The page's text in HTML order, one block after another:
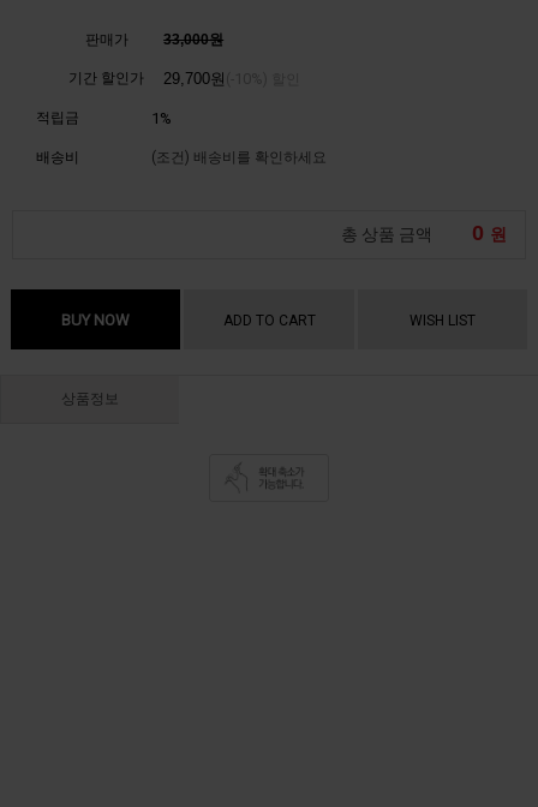
판매가 33,000원
기간 할인가 29,700원
적립금 1%
배송비 (조건) 배송비를 확인하세요
총 상품 금액 0 원
BUY NOW ADD TO CART WISH LIST
상품정보